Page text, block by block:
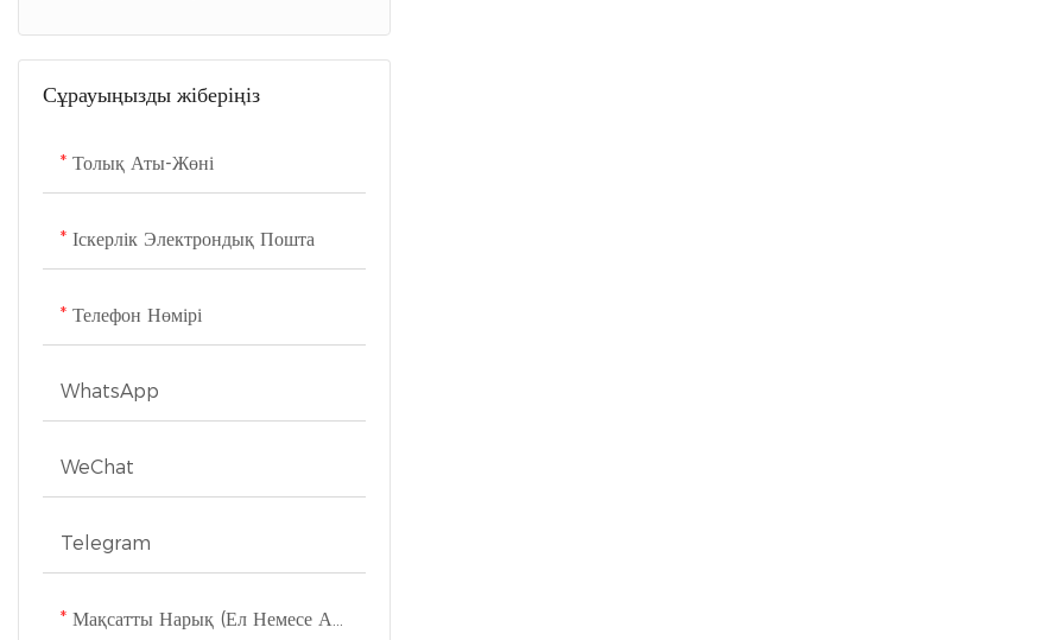
Масштаб
Сұрауыңызды жіберіңіз
Толық Аты-Жөні
Іскерлік Электрондық Пошта
Телефон Нөмірі
WhatsApp
WeChat
Telegram
Мақсатты Нарық (ел Немесе Аймақ)